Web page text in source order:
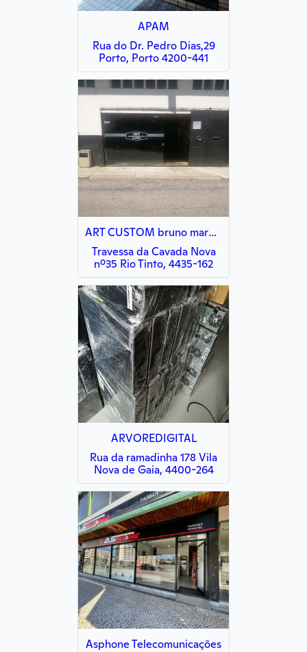
APAM
Rua do Dr. Pedro Dias,29
Porto, Porto 4200-441
ART CUSTOM bruno marques motos lda Marques
Travessa da Cavada Nova
nº35 Rio Tinto, 4435-162
ARVOREDIGITAL
Rua da ramadinha 178 Vila
Nova de Gaia, 4400-264
Asphone Telecomunicações